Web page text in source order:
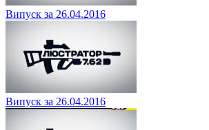
Випуск за 26.04.2016
Випуск за 26.04.2016